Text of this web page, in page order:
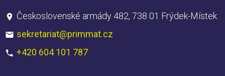
Československé armády 482, 738 01 Frýdek-Místek
sekretariat@primmat.cz
+420 604 101 787